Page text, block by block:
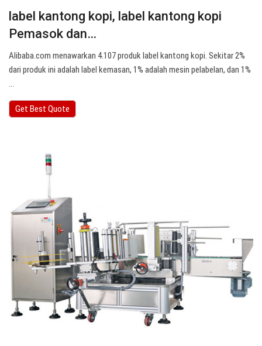
label kantong kopi, label kantong kopi
Pemasok dan…
Alibaba.com menawarkan 4.107 produk label kantong kopi. Sekitar 2%
dari produk ini adalah label kemasan, 1% adalah mesin pelabelan, dan 1%
…
Get Best Quote